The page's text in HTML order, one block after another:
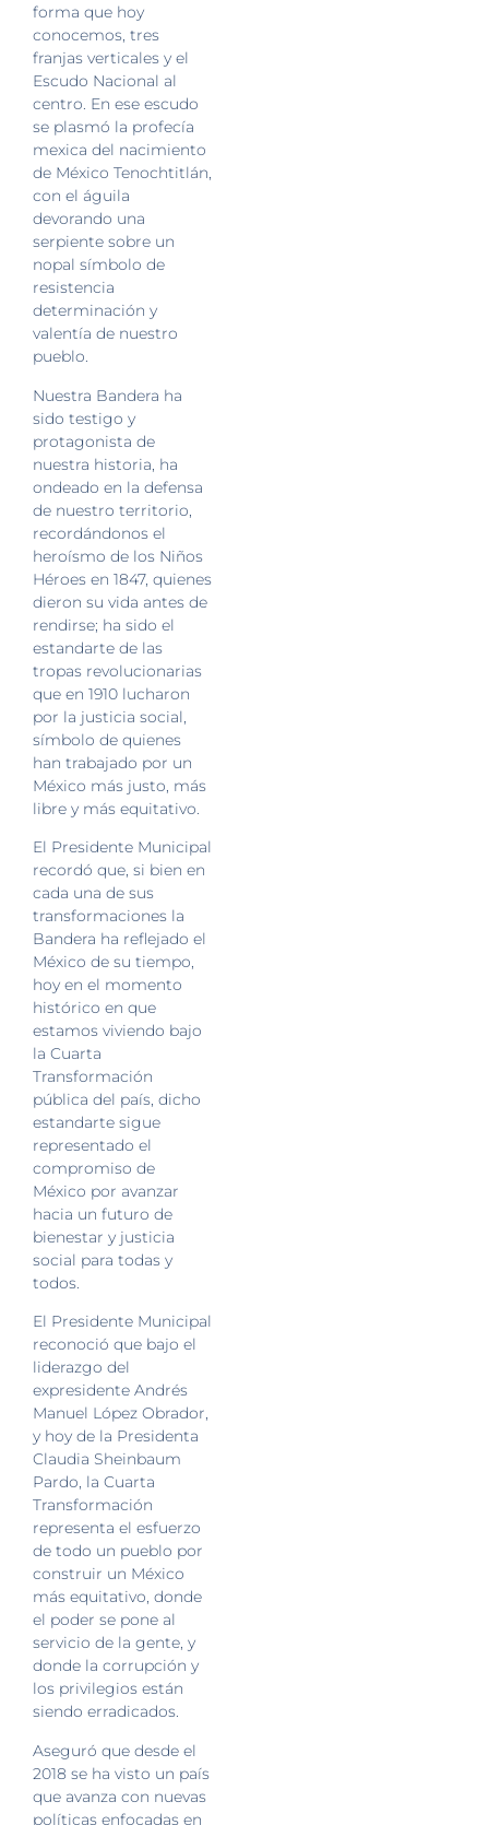
forma que hoy
conocemos, tres
franjas verticales y el
Escudo Nacional al
centro. En ese escudo
se plasmó la profecía
mexica del nacimiento
de México Tenochtitlán,
con el águila
devorando una
serpiente sobre un
nopal símbolo de
resistencia
determinación y
valentía de nuestro
pueblo.
Nuestra Bandera ha
sido testigo y
protagonista de
nuestra historia, ha
ondeado en la defensa
de nuestro territorio,
recordándonos el
heroísmo de los Niños
Héroes en 1847, quienes
dieron su vida antes de
rendirse; ha sido el
estandarte de las
tropas revolucionarias
que en 1910 lucharon
por la justicia social,
símbolo de quienes
han trabajado por un
México más justo, más
libre y más equitativo.
El Presidente Municipal
recordó que, si bien en
cada una de sus
transformaciones la
Bandera ha reflejado el
México de su tiempo,
hoy en el momento
histórico en que
estamos viviendo bajo
la Cuarta
Transformación
pública del país, dicho
estandarte sigue
representado el
compromiso de
México por avanzar
hacia un futuro de
bienestar y justicia
social para todas y
todos.
El Presidente Municipal
reconoció que bajo el
liderazgo del
expresidente Andrés
Manuel López Obrador,
y hoy de la Presidenta
Claudia Sheinbaum
Pardo, la Cuarta
Transformación
representa el esfuerzo
de todo un pueblo por
construir un México
más equitativo, donde
el poder se pone al
servicio de la gente, y
donde la corrupción y
los privilegios están
siendo erradicados.
Aseguró que desde el
2018 se ha visto un país
que avanza con nuevas
políticas enfocadas en